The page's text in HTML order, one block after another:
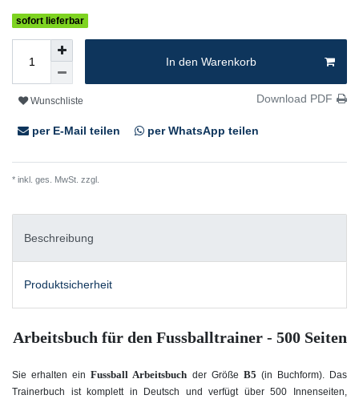
sofort lieferbar
In den Warenkorb
Wunschliste Download PDF
per E-Mail teilen per WhatsApp teilen
* inkl. ges. MwSt. zzgl.
Beschreibung
Produktsicherheit
Arbeitsbuch für den Fussballtrainer - 500 Seiten
Sie erhalten einFussball Arbeitsbuch der Größe B5 (in Buchform). Das
Trainerbuch ist komplett in Deutsch und verfügt über 500 Innenseiten,